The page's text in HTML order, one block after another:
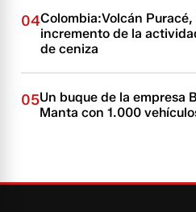
04Colombia:Volcán
incremento de la
de ceniza
05Un buque de la empresa
Manta con 1.000